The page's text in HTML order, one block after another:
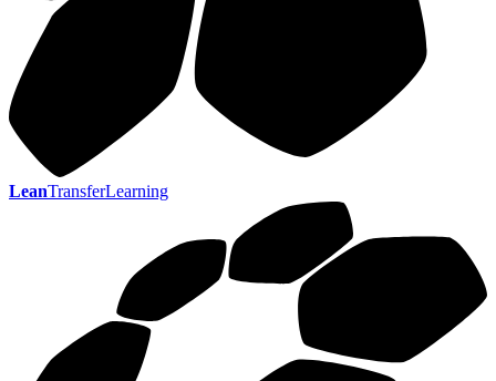
LeanTransferLearning